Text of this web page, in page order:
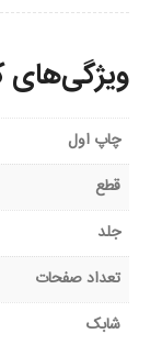
ویژگی‌های
چاپ اول
قطع
جلد
تعداد صفحات
شابک